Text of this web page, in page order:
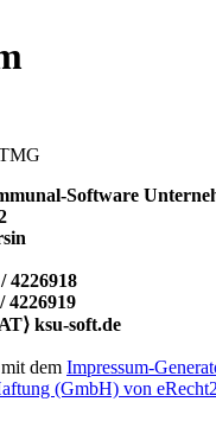
Software
4226918
4226919
ksu-soft.de
dem Impressum-
(GmbH) von